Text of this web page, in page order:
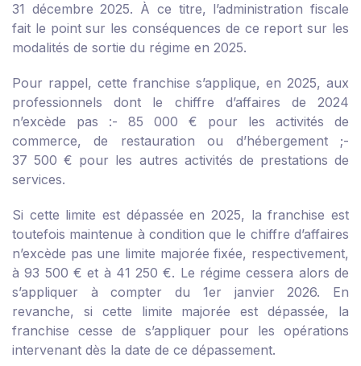
31 décembre 2025. À ce titre, l’administration fiscale
fait le point sur les conséquences de ce report sur les
modalités de sortie du régime en 2025.
Pour rappel, cette franchise s’applique, en 2025, aux
professionnels dont le chiffre d’affaires de 2024
n’excède pas :- 85 000 € pour les activités de
commerce, de restauration ou d’hébergement ;-
37 500 € pour les autres activités de prestations de
services.
Si cette limite est dépassée en 2025, la franchise est
toutefois maintenue à condition que le chiffre d’affaires
n’excède pas une limite majorée fixée, respectivement,
à 93 500 € et à 41 250 €. Le régime cessera alors de
s’appliquer à compter du 1er janvier 2026. En
revanche, si cette limite majorée est dépassée, la
franchise cesse de s’appliquer pour les opérations
intervenant dès la date de ce dépassement.